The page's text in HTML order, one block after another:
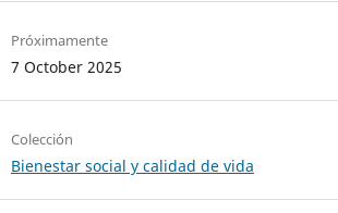
Próximamente
7 October 2025
Colección
Bienestar social y calidad de vida